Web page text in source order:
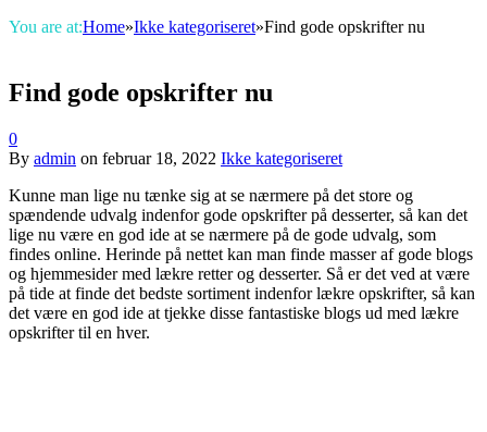
You are at:Home»Ikke kategoriseret»Find gode opskrifter nu
Find gode opskrifter nu
0
By admin on februar 18, 2022 Ikke kategoriseret
Kunne man lige nu tænke sig at se nærmere på det store og
spændende udvalg indenfor gode opskrifter på desserter, så kan det
lige nu være en god ide at se nærmere på de gode udvalg, som
findes online. Herinde på nettet kan man finde masser af gode blogs
og hjemmesider med lækre retter og desserter. Så er det ved at være
på tide at finde det bedste sortiment indenfor lækre opskrifter, så kan
det være en god ide at tjekke disse fantastiske blogs ud med lækre
opskrifter til en hver.